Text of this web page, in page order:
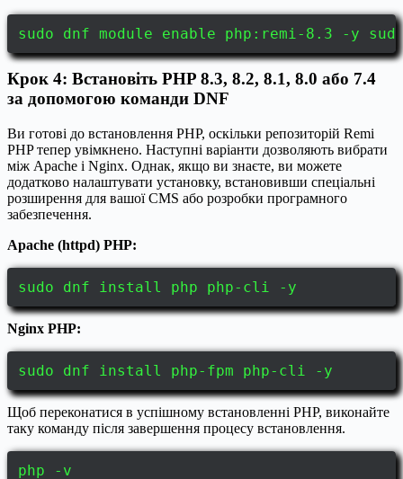
sudo dnf module enable php:remi-8.3 -y
Крок 4: Встановіть PHP 8.3, 8.2, 8.1, 8.0 або 7.4
за допомогою команди DNF
Ви готові до встановлення PHP, оскільки репозиторій Remi
PHP тепер увімкнено. Наступні варіанти дозволяють вибрати
між Apache і Nginx. Однак, якщо ви знаєте, ви можете
додатково налаштувати установку, встановивши спеціальні
розширення для вашої CMS або розробки програмного
забезпечення.
Apache (httpd) PHP:
sudo dnf install php php-cli -y
Nginx PHP:
sudo dnf install php-fpm php-cli -y
Щоб переконатися в успішному встановленні PHP, виконайте
таку команду після завершення процесу встановлення.
php -v